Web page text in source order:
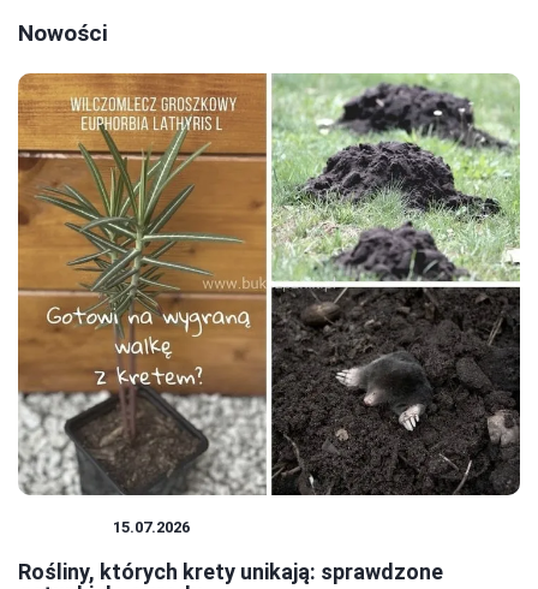
Nowości
15.07.2026
Rośliny, których krety unikają: sprawdzone